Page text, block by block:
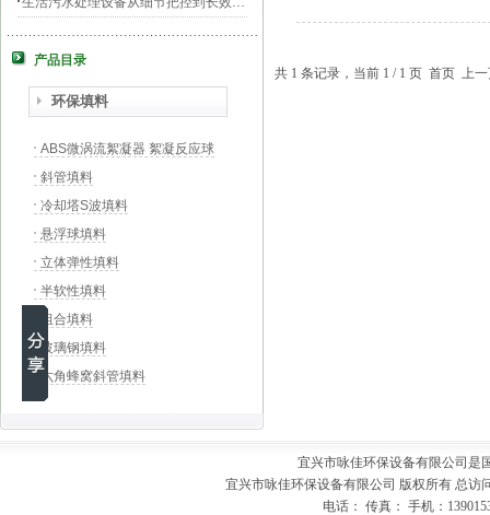
膜片曝气器安装指南，从池底准备到运行测试
PAC加药装置工业水处理的“化学魔法师”
产品目录
环保填料
ABS微涡流絮凝器 絮凝反应球
斜管填料
冷却塔S波填料
悬浮球填料
立体弹性填料
半软性填料
组合填料
玻璃钢填料
六角蜂窝斜管填料
共 1 条记录，当前 1 / 1 页 首页 上
宜兴市咏佳环保设备有限公司是
宜兴市咏佳环保设备有限公司 版权所有 总访
电话： 传真： 手机：